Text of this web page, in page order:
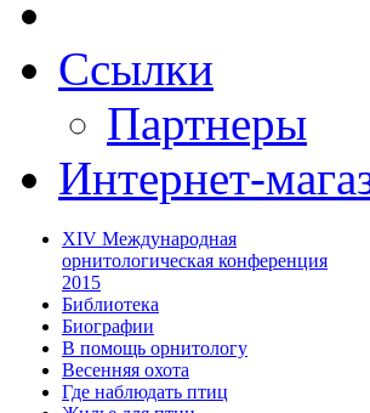
Ссылки
Партнеры
Интернет-
XIV Международная
орнитологическая конференция
2015
Библиотека
Биографии
В помощь орнитологу
Весенняя охота
Где наблюдать птиц